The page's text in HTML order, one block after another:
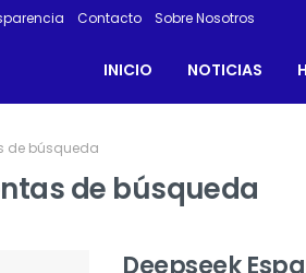
Contacto Sobre Nosotros
INICIO NOTICIAS
de búsqueda
de búsqueda
Deepseek